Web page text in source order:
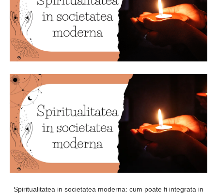
Spiritualitatea in societatea moderna: cum poate fi integrata in